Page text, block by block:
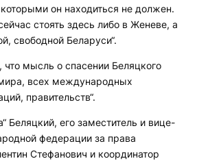
он находиться не должен.
стоять здесь либо в Женеве, а
свободной Беларуси“.
что мысль о спасении Беляцкого
всех международных
правительств“.
Беляцкий, его заместитель и вице-
федерации за права
Стефанович и координатор